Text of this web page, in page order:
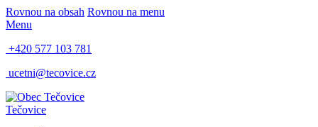
Rovnou na obsah Rovnou na menu
Menu
+420 577 103 781
ucetni@tecovice.cz
Tečovice